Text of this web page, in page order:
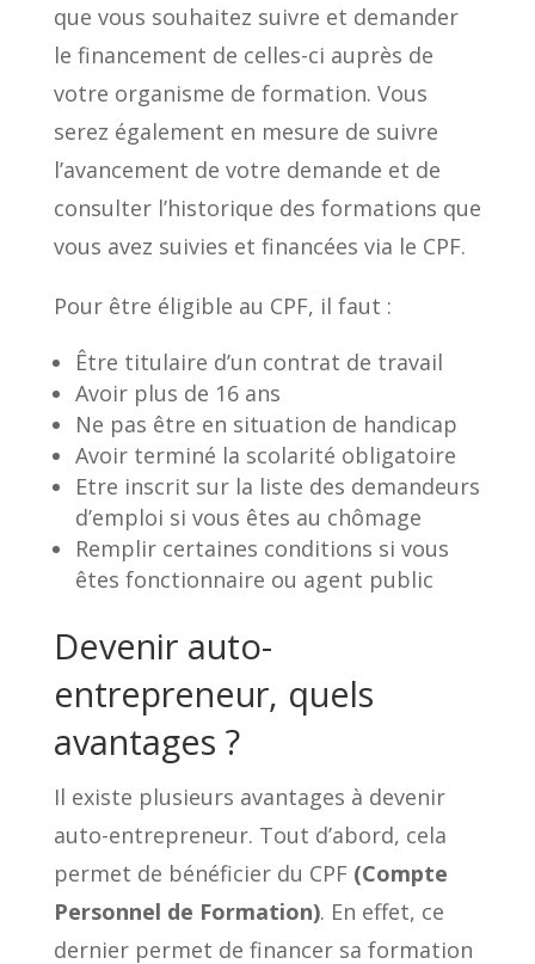
que vous souhaitez suivre et demander
le financement de celles-ci auprès de
votre organisme de formation. Vous
serez également en mesure de suivre
l’avancement de votre demande et de
consulter l’historique des formations que
vous avez suivies et financées via le CPF.
Pour être éligible au CPF, il faut :
Être titulaire d’un contrat de travail
Avoir plus de 16 ans
Ne pas être en situation de handicap
Avoir terminé la scolarité obligatoire
Etre inscrit sur la liste des demandeurs
d’emploi si vous êtes au chômage
Remplir certaines conditions si vous
êtes fonctionnaire ou agent public
Devenir auto-
entrepreneur, quels
avantages ?
Il existe plusieurs avantages à devenir
auto-entrepreneur. Tout d’abord, cela
permet de bénéficier du CPF (Compte
Personnel de Formation). En effet, ce
dernier permet de financer sa formation